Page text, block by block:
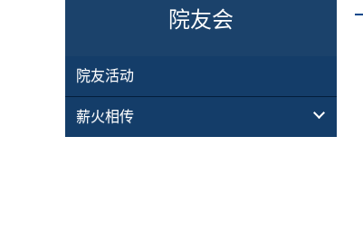
院友会
院友活动
薪火相传